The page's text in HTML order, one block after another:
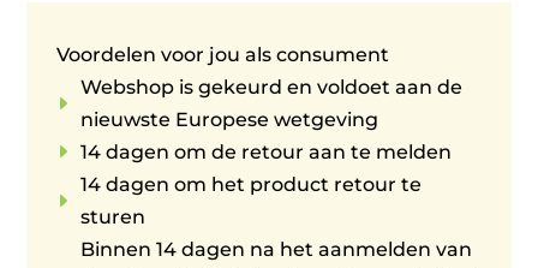
Voordelen voor jou als consument
E
Webshop is gekeurd en voldoet aan de
nieuwste Europese wetgeving
E 14 dagen om de retour aan te melden
E
14 dagen om het product retour te
sturen
Binnen 14 dagen na het aanmelden van